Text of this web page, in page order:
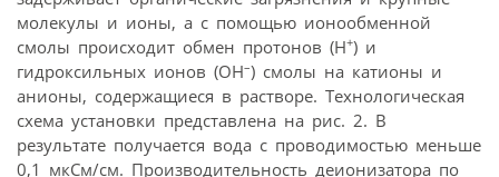
молекулы и ионы, а с помощью ионообменной
смолы происходит обмен протонов (H+) и
гидроксильных ионов (OH–) смолы на катионы и
анионы, содержащиеся в растворе. Технологическая
схема установки представлена на рис. 2. В
результате получается вода с проводимостью меньше
0,1 мкСм/см. Производительность деионизатора по